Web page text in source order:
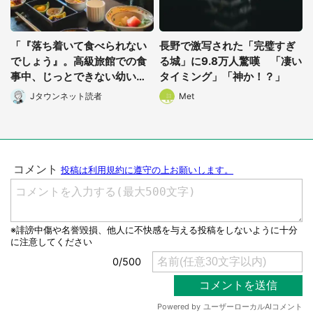
「『落ち着いて食べられない
でしょう』。高級旅館での食
事中、じっとできない幼い息
子に中年の男性客が...」（東
京都・40代男性）
Jタウンネット読者
長野で激写された「完璧すぎ
る城」に9.8万人驚嘆 「凄い
タイミング」「神か！？」
Met